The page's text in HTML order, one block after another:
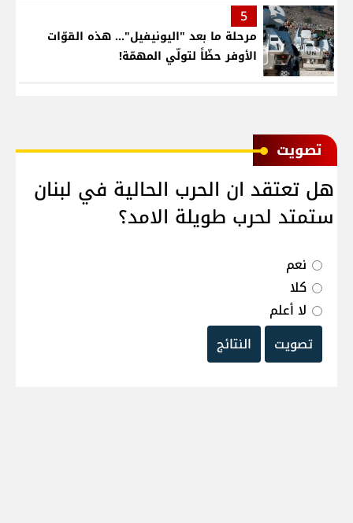
5
مرحلة ما بعد "اليونيفيل"... هذه القوّات
الأوفر حظّاً لتولّي المهمّة!
ﺗﺼﻮﻳﺖ
هل تعتقد ان الحرب الحالية في لبنان
ستمتد لحرب طويلة الامد؟
نعم
كلا
لا أعلم
تصويت
النتائج